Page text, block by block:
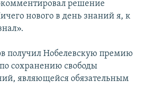
решение
нового в день знаний я, к
получил Нобелевскую премию
сохранению свободы
являющейся обязательным